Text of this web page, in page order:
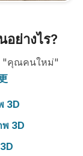
ย่างไร?
"คุณคนใหม่"
3D
พ 3D